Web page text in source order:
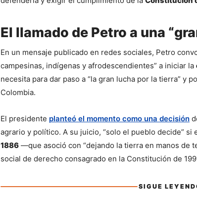
El llamado de Petro a una
En un mensaje publicado en redes sociales, Petro
campesinas, indígenas y afrodescendientes” a iniciar la
necesita para dar paso a “la gran lucha por la tierra” y
Colombia.
El presidente planteó el momento como una decisión
agrario y político. A su juicio, “solo el pueblo decide” si
1886 —que asoció con “dejando la tierra en manos de
social de derecho consagrado en la Constitución de
SIGUE
Sigue leyendo